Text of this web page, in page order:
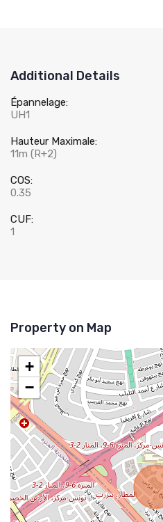
Additional Details
Épannelage:
UH1
Hauteur Maximale:
11m (R+2)
COS:
0.35
CUF:
1
Property on Map
+
−